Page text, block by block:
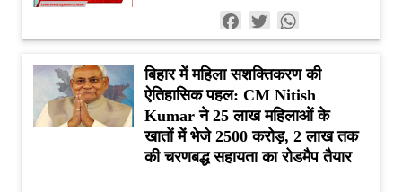
Facebook
Twitter
बिहार में महिला सशक्तिकरण की
ऐतिहासिक पहल: CM Nitish
Kumar ने 25 लाख महिलाओं के
खातों में भेजे 2500 करोड़, 2 लाख तक
की चरणबद्ध सहायता का रोडमैप तैयार